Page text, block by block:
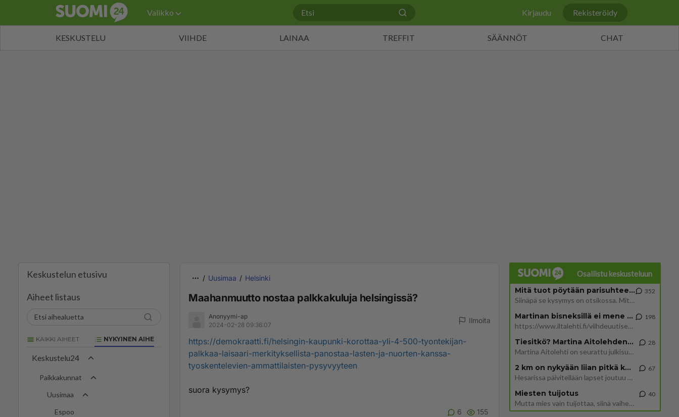
Valikko Kirjaudu Rekisteröidy
KESKUSTELU VIIHDE LAINAA TREFFIT SÄÄNNÖT CHAT
Keskustelun etusivu
Aiheet listaus
KAIKKI AIHEET NYKYINEN AIHE
Keskustelu24
Paikkakunnat
Uusimaa
Espoo
Uusimaa Helsinki
Maahanmuutto nostaa palkkakuluja helsingissä?
Anonyymi-ap
2024-02-28 09:36:07
Ilmoita
https://demokraatti.fi/helsingin-kaupunki-korottaa-yli-4-500-tyontekijan-
palkkaa-laisaari-merkityksellista-panostaa-lasten-ja-nuorten-kanssa-
tyoskentelevien-ammattilaisten-pysyvyyteen
suora kysymys?
6 155
Osallistu keskusteluun
Mitä tuot pöytään parisuhteessa?
Siinäpä se kysymys on otsikossa. Mitäpä siis tuot/toisit pöytään parisuhteessa? Oletko mies vai nainen? Koetko sen mitä
352
Martinan bisneksillä ei mene hyvin
https://www.iltalehti.fi/viihdeuutiset/a/c46da6ab-340f-4790-aaa7-0865eed2336 Yrityksen konkurssihakemus on tullut kärä
198
Tiesitkö? Martina Aitolehden isäpuoli on tämä suosittu laulaja
Martina Aitolehti on seurattu julkisuuden henkilö. Lähipiiriin mahtuu muitakin tunnettuja henkilöitä. Tiesitkö, että Ma
28
2 km on nykyään liian pitkä koulumatka
Hesarissa päivitellään lapset joutuu nyt kulkemaan 2 km kouluun jösses. Ruostefillarilla tuo matka menee vaikka miten äk
67
Miesten tuijotus
Mutta mies vain tuijottaa, siinä vaiheessa käännän itse pään pois. Mikä juttu? Yleensä jos joku tuijottaa tai katsoo, hä
40